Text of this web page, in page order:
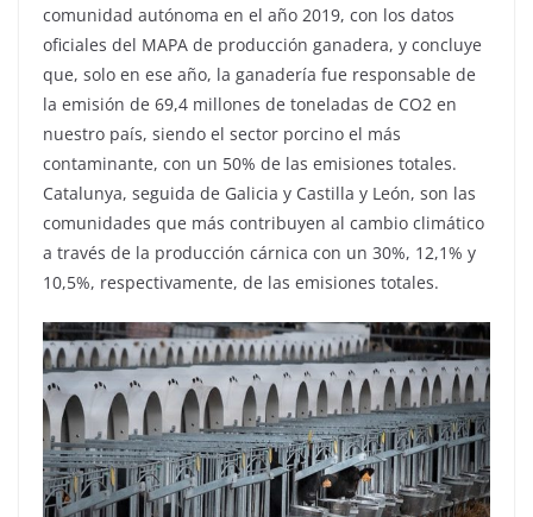
comunidad autónoma en el año 2019, con los datos
oficiales del MAPA de producción ganadera, y concluye
que, solo en ese año, la ganadería fue responsable de
la emisión de 69,4 millones de toneladas de CO2 en
nuestro país, siendo el sector porcino el más
contaminante, con un 50% de las emisiones totales.
Catalunya, seguida de Galicia y Castilla y León, son las
comunidades que más contribuyen al cambio climático
a través de la producción cárnica con un 30%, 12,1% y
10,5%, respectivamente, de las emisiones totales.